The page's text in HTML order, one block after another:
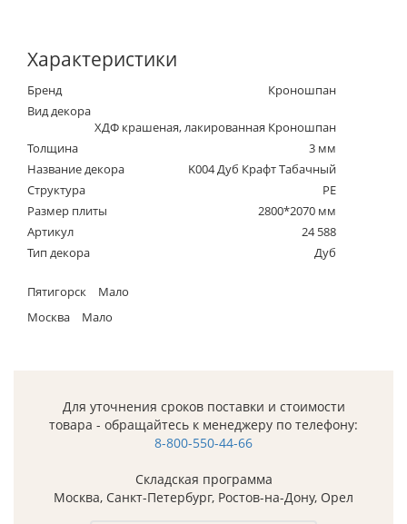
Характеристики
Бренд
Кроношпан
Вид декора
ХДФ крашеная, лакированная Кроношпан
Толщина
3 мм
Название декора
K004 Дуб Крафт Табачный
Структура
PE
Размер плиты
2800*2070 мм
Артикул
24 588
Тип декора
Дуб
Пятигорск
Мало
Москва
Мало
Для уточнения сроков поставки и стоимости
товара - обращайтесь к менеджеру по телефону:
8-800-550-44-66
Складская программа
Москва, Санкт-Петербург, Ростов-на-Дону, Орел